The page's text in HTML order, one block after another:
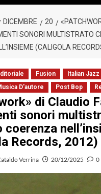
DICEMBRE 20
SONORI MULTISTRATO
(CALIGOLA
Fusion Italian Jazz
D'autore Post Bop
di Claudio
sonori
coerenza
Records, 2012)
Verrina 20/12/2025 0